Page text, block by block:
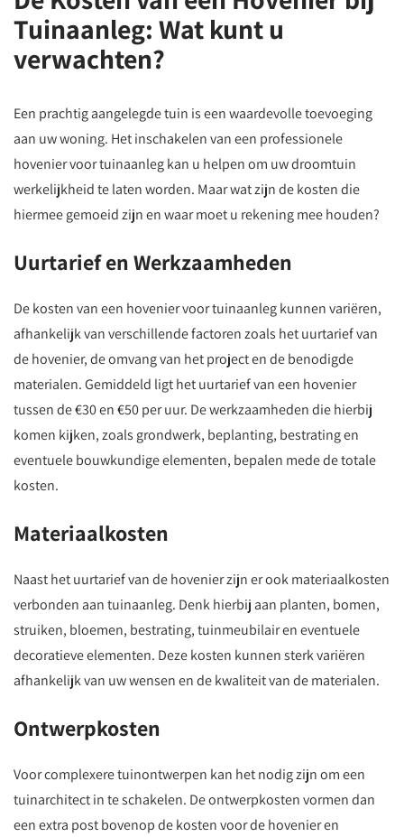
Tuinaanleg: Wat kunt u
verwachten?
Een prachtig aangelegde tuin is een waardevolle toevoeging
aan uw woning. Het inschakelen van een professionele
hovenier voor tuinaanleg kan u helpen om uw droomtuin
werkelijkheid te laten worden. Maar wat zijn de kosten die
hiermee gemoeid zijn en waar moet u rekening mee houden?
Uurtarief en Werkzaamheden
De kosten van een hovenier voor tuinaanleg kunnen variëren,
afhankelijk van verschillende factoren zoals het uurtarief van
de hovenier, de omvang van het project en de benodigde
materialen. Gemiddeld ligt het uurtarief van een hovenier
tussen de €30 en €50 per uur. De werkzaamheden die hierbij
komen kijken, zoals grondwerk, beplanting, bestrating en
eventuele bouwkundige elementen, bepalen mede de totale
kosten.
Materiaalkosten
Naast het uurtarief van de hovenier zijn er ook materiaalkosten
verbonden aan tuinaanleg. Denk hierbij aan planten, bomen,
struiken, bloemen, bestrating, tuinmeubilair en eventuele
decoratieve elementen. Deze kosten kunnen sterk variëren
afhankelijk van uw wensen en de kwaliteit van de materialen.
Ontwerpkosten
Voor complexere tuinontwerpen kan het nodig zijn om een
tuinarchitect in te schakelen. De ontwerpkosten vormen dan
een extra post bovenop de kosten voor de hovenier en